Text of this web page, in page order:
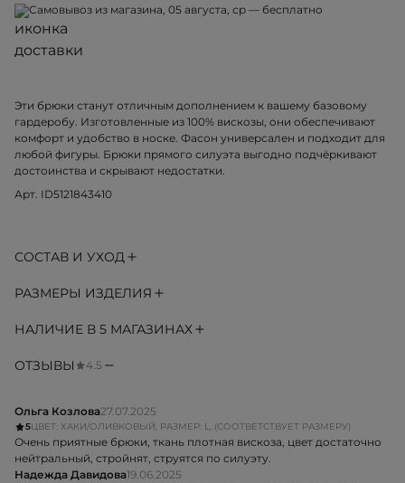
Самовывоз из магазина, 05 августа, ср — бесплатно
Эти брюки станут отличным дополнением к вашему базовому
гардеробу. Изготовленные из 100% вискозы, они обеспечивают
комфорт и удобство в носке. Фасон универсален и подходит для
любой фигуры. Брюки прямого силуэта выгодно подчёркивают
достоинства и скрывают недостатки.
Арт. ID5121843410
СОСТАВ И УХОД
РАЗМЕРЫ ИЗДЕЛИЯ
НАЛИЧИЕ В 5 МАГАЗИНАХ
ОТЗЫВЫ 4.5
Ольга Козлова27.07.2025
5ЦВЕТ: ХАКИ/ОЛИВКОВЫЙ, РАЗМЕР: L, (СООТВЕТСТВУЕТ РАЗМЕРУ)
Очень приятные брюки, ткань плотная вискоза, цвет достаточно
нейтральный, стройнят, струятся по силуэту.
Надежда Давидова19.06.2025